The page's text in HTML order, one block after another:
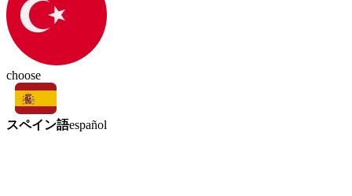
choose
スペイン語español